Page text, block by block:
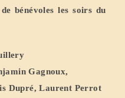
bénévoles les soirs du
Gagnoux,
Dupré, Laurent Perrot